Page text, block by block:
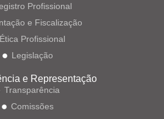
Profissional
e Fiscalização
Ética Profissional
Legislação
e Representação
Transparência
Comissões